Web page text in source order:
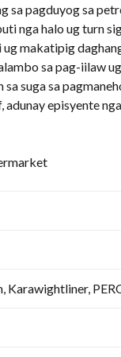
sa pagduyog sa
nga halo ug turn
makatipig
sa pag-iilaw
suga sa
episyente
Karawightliner,